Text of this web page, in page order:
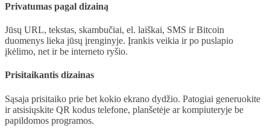
Privatumas pagal dizainą
Jūsų URL, tekstas, skambučiai, el. laiškai, SMS ir Bitcoin
duomenys lieka jūsų įrenginyje. Įrankis veikia ir po puslapio
įkėlimo, net ir be interneto ryšio.
Prisitaikantis dizainas
Sąsaja prisitaiko prie bet kokio ekrano dydžio. Patogiai generuokite
ir atsisiųskite QR kodus telefone, planšetėje ar kompiuteryje be
papildomos programos.